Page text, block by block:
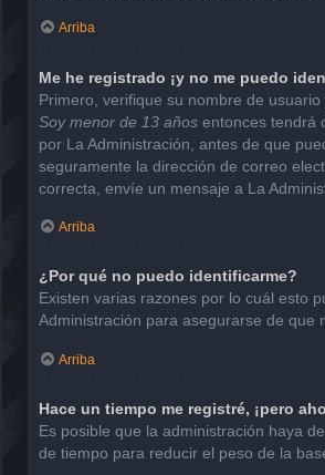
Arriba
Me he registrado ¡y no me puedo
Primero, verifique su nombre de
Soy menor de 13 años entonces tendrá
por La Administración, antes de que
seguramente la dirección de correo
correcta, envíe un mensaje a La
Arriba
¿Por qué no puedo identificarme?
Existen varias razones por lo cuál esto
Administración para asegurarse de que
Arriba
Hace un tiempo me registré, ¡pero
Es posible que la administración haya
de tiempo para reducir el peso de la